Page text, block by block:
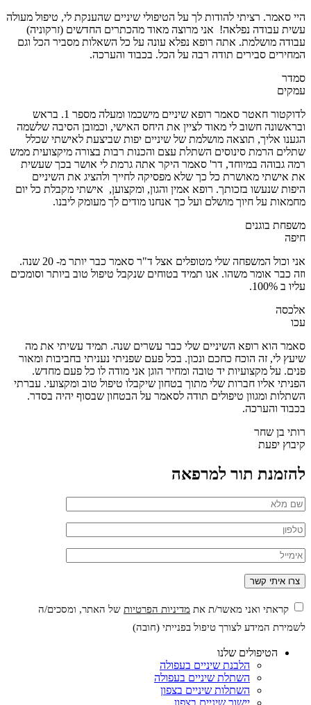
היי סאמר. רציתי להודות לך על הטיפולי שיניים שהענקת לי, טיפול מעולה
עשית עבודה נפלאה! אני מרוצה מאוד מהכתרים החדשים (זרקוניה)
עבודה מושלמת. אתה רופא נפלא עונה על כל השאלות מסביר הכל וגם
המחירים סבירים תודה רבה על הכל. בכבוד והערכה.
סמדר
עמקים
לדוקטור חאטר סאמר רופא שיניים מישכמו ומעלה מספר 1. בראש
ובראשונה חשוב לי מאוד לציין את היחס האישי, וכמובן הסיבה שלשמה
הגענו אליך, תוצאה מושלמת של שיניים יפות שביצעת לאישתי שכלל
שתלים הרמת סינוסים השתלת עצם והכנות רבות בצורה מיקצועית ממש
רמה גבוהה במיוחד, דר' סאמר היקר אתה גרמת לי אושר בכך שעשית
את אישתי מאושרת כל כך שלא מפסיקה לחייך ולהציג את השיניים
היפות שנעשו בזכותך. רופא אמין והגון, ומקצוען, אישתי מקבלת כל יום
מחמאות על חיוך מושלם ועל כך אנחנו מודים לך מעומק ליבנו.
משפחת בוגנים
חיפה
אני וכול המשפחה שלי מטופלים אצל ד"ר סאמר כבר יותר מ- 20 שנה.
וזה כבר אומר משהו. אנו תמיד בטוחים שנקבל טיפול טוב ביותר וסומכים
עליו ב 100%.
אלכסה
עכו
סאמר הוא רופא השיניים שלי כבר עשרים שנה. תמיד עשיתי את מה
שיעץ לי, זה הוכח כחכם ונכון. בכל פעם שפניתי נעניתי בחביבות ומאור
פנים. על מקצועיות יד טובה ומחיר הוגן אני מודה לו כל פעם מחדש.
הפניתי אליו חברות שלי מתוך בטחון שיקבלו טיפול טוב ומקצועי. עברתי
השתלות ומגוון טיפולים תודה לסאמר על הבטחון שבסוף יהיה בסדר.
בכבוד והערכה.
רותי בן שחר
קיבוץ יפעת
להזמנת תור למרפאה
קראתי ואני מאשר/ת את מדיניות הפרטיות של האתר, ומסכים/ה
לשמירת המידע לצורך טיפול בפנייתי (חובה)
הטיפולים שלנו
הלבנת שיניים בעפולה
השתלת שיניים בעפולה
השתלות שיניים בצפון
יישור שיניים בצפון